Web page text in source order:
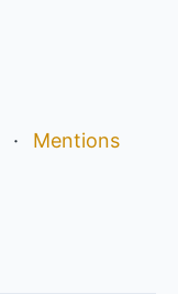
·
Mentions